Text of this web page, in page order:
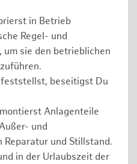
in Betrieb
Regel- und
sie den betrieblichen
beseitigst Du
Anlagenteile
und
Reparatur und Stillstand.
in der Urlaubszeit der